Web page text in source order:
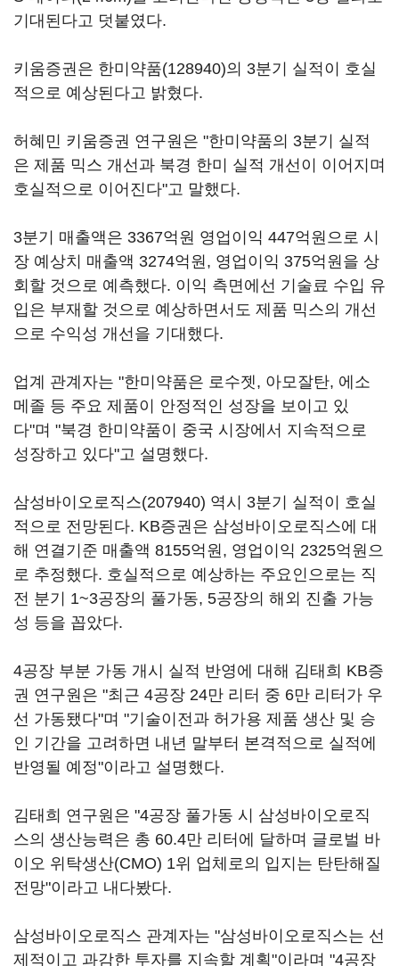
기대된다고 덧붙였다.
키움증권은 한미약품(128940)의 3분기 실적이 호실
적으로 예상된다고 밝혔다.
허혜민 키움증권 연구원은 "한미약품의 3분기 실적
은 제품 믹스 개선과 북경 한미 실적 개선이 이어지며
호실적으로 이어진다"고 말했다.
3분기 매출액은 3367억원 영업이익 447억원으로 시
장 예상치 매출액 3274억원, 영업이익 375억원을 상
회할 것으로 예측했다. 이익 측면에선 기술료 수입 유
입은 부재할 것으로 예상하면서도 제품 믹스의 개선
으로 수익성 개선을 기대했다.
업계 관계자는 "한미약품은 로수젯, 아모잘탄, 에소
메졸 등 주요 제품이 안정적인 성장을 보이고 있
다"며 "북경 한미약품이 중국 시장에서 지속적으로
성장하고 있다"고 설명했다.
삼성바이오로직스(207940) 역시 3분기 실적이 호실
적으로 전망된다. KB증권은 삼성바이오로직스에 대
해 연결기준 매출액 8155억원, 영업이익 2325억원으
로 추정했다. 호실적으로 예상하는 주요인으로는 직
전 분기 1~3공장의 풀가동, 5공장의 해외 진출 가능
성 등을 꼽았다.
4공장 부분 가동 개시 실적 반영에 대해 김태희 KB증
권 연구원은 "최근 4공장 24만 리터 중 6만 리터가 우
선 가동됐다"며 "기술이전과 허가용 제품 생산 및 승
인 기간을 고려하면 내년 말부터 본격적으로 실적에
반영될 예정"이라고 설명했다.
김태희 연구원은 "4공장 풀가동 시 삼성바이오로직
스의 생산능력은 총 60.4만 리터에 달하며 글로벌 바
이오 위탁생산(CMO) 1위 업체로의 입지는 탄탄해질
전망"이라고 내다봤다.
삼성바이오로직스 관계자는 "삼성바이오로직스는 선
제적이고 과감한 투자를 지속할 계획"이라며 "4공장